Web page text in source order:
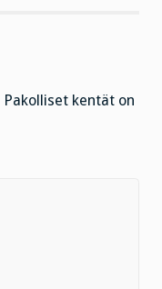
Pakolliset kentät on